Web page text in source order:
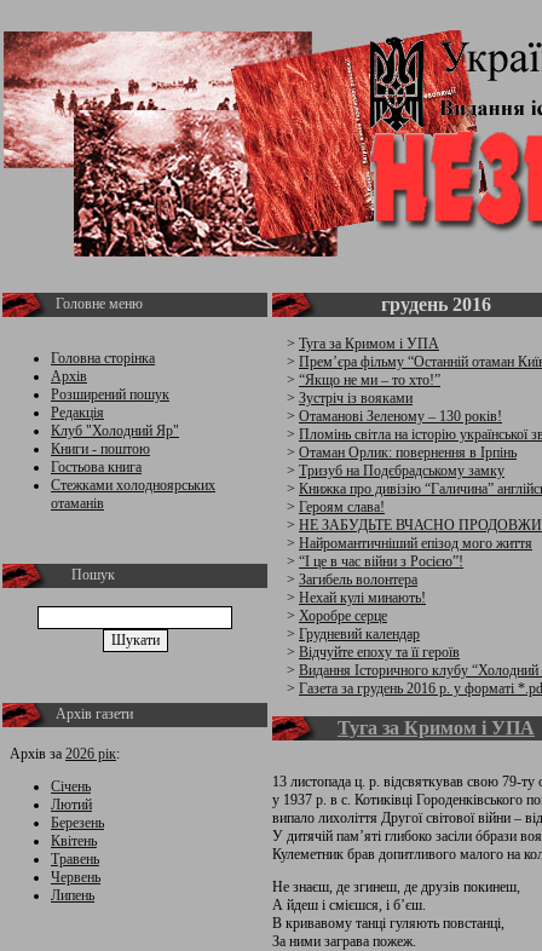
Головне меню
Головна сторінка
Архів
Розширений пошук
Редакція
Клуб "Холодний Яр"
Книги - поштою
Гостьова книга
Стежками холодноярських
отаманів
Пошук
Архів газети
Архів за 2026 рік:
Січень
Лютий
Березень
Квітень
Травень
Червень
Липень
грудень 2016
> Туга за Кримом і УПА
> Прем’єра фільму “Останній отаман
> “Якщо не ми – то хто!”
> Зустріч із вояками
> Отаманові Зеленому – 130 років!
> Пломінь світла на історію української
> Отаман Орлик: повернення в Ірпінь
> Тризуб на Подєбрадському замку
> Книжка про дивізію “Галичина”
> Героям слава!
> НЕ ЗАБУДЬТЕ ВЧАСНО
> Найромантичніший епізод мого життя
> “І це в час війни з Росією”!
> Загибель волонтера
> Нехай кулі минають!
> Хоробре серце
> Грудневий календар
> Відчуйте епоху та її героїв
> Видання Історичного клубу
> Газета за грудень 2016 р. у форматі
Туга за Кримом і УПА
13 листопада ц. р. відсвяткував свою 79-
у 1937 р. в с. Котиківці Городенківського
випало лихоліття Другої світової війни –
У дитячій пам’яті глибоко засіли óбрази
Кулеметник брав допитливого малого на
Не знаєш, де згинеш, де друзів покинеш,
А йдеш і смієшся, і б’єш.
В кривавому танці гуляють повстанці,
За ними заграва пожеж.